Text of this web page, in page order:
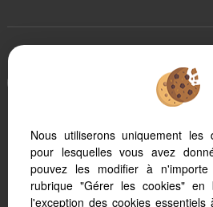
Afin de vous offrir un confort de
votre tablette ou votre
automatiquement aux
Logiciel
Création
Nous utiliserons uniquement les
pour lesquelles vous avez
pouvez les modifier à
rubrique "Gérer les cookies"
l'exception des cookies essentiels